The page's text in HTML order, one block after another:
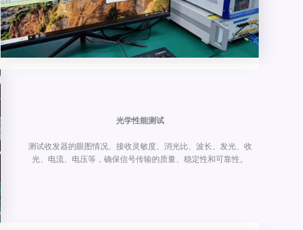
光学性能测试
测试收发器的眼图情况、接收灵敏度、消光比、波长、发光、收
光、电流、电压等，确保信号传输的质量、稳定性和可靠性。